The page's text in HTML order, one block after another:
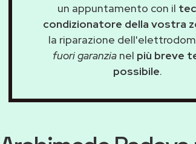
un appuntamento con il
condizionatore della vostra
la riparazione
fuori garanzia nel più breve
possibile.